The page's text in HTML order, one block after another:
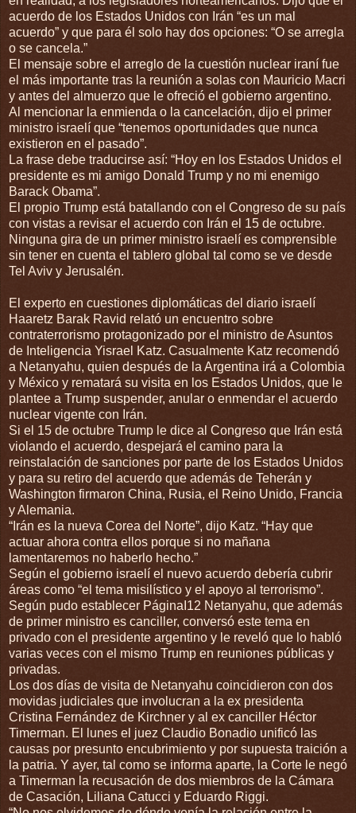
acuerdo de los Estados Unidos con Irán “es un mal
acuerdo” y que para él solo hay dos opciones: “O se arregla
o se cancela.”
El mensaje sobre el arreglo de la cuestión nuclear iraní fue
el más importante tras la reunión a solas con Mauricio Macri
y antes del almuerzo que le ofreció el gobierno argentino.
Al mencionar la enmienda o la cancelación, dijo el primer
ministro israelí que “tenemos oportunidades que nunca
existieron en el pasado”.
La frase debe traducirse así: “Hoy en los Estados Unidos el
presidente es mi amigo Donald Trump y no mi enemigo
Barack Obama”.
El propio Trump está batallando con el Congreso de su país
con vistas a revisar el acuerdo con Irán el 15 de octubre.
Ninguna gira de un primer ministro israelí es comprensible
sin tener en cuenta el tablero global tal como se ve desde
Tel Aviv y Jerusalén.
El experto en cuestiones diplomáticas del diario israelí
Haaretz Barak Ravid relató un encuentro sobre
contraterrorismo protagonizado por el ministro de Asuntos
de Inteligencia Yisrael Katz. Casualmente Katz recomendó
a Netanyahu, quien después de la Argentina irá a Colombia
y México y rematará su visita en los Estados Unidos, que le
plantee a Trump suspender, anular o enmendar el acuerdo
nuclear vigente con Irán.
Si el 15 de octubre Trump le dice al Congreso que Irán está
violando el acuerdo, despejará el camino para la
reinstalación de sanciones por parte de los Estados Unidos
y para su retiro del acuerdo que además de Teherán y
Washington firmaron China, Rusia, el Reino Unido, Francia
y Alemania.
“Irán es la nueva Corea del Norte”, dijo Katz. “Hay que
actuar ahora contra ellos porque si no mañana
lamentaremos no haberlo hecho.”
Según el gobierno israelí el nuevo acuerdo debería cubrir
áreas como “el tema misilístico y el apoyo al terrorismo”.
Según pudo establecer PáginaI12 Netanyahu, que además
de primer ministro es canciller, conversó este tema en
privado con el presidente argentino y le reveló que lo habló
varias veces con el mismo Trump en reuniones públicas y
privadas.
Los dos días de visita de Netanyahu coincidieron con dos
movidas judiciales que involucran a la ex presidenta
Cristina Fernández de Kirchner y al ex canciller Héctor
Timerman. El lunes el juez Claudio Bonadio unificó las
causas por presunto encubrimiento y por supuesta traición a
la patria. Y ayer, tal como se informa aparte, la Corte le negó
a Timerman la recusación de dos miembros de la Cámara
de Casación, Liliana Catucci y Eduardo Riggi.